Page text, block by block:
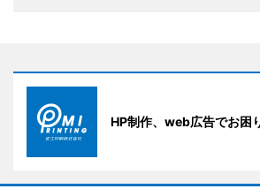
HP制作、web広告でお困